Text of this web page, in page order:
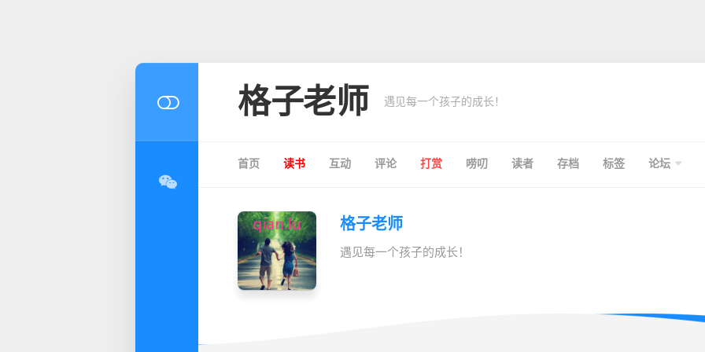
格子老师 遇见每一个孩子的成长！
首页 读书 互动 评论 打赏 唠叨 读者 存档 标签 论坛
格子老师
遇见每一个孩子的成长！